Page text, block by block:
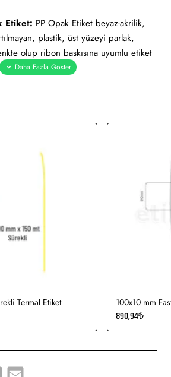
Etiket: PP Opak Etiket beyaz-akrilik,
plastik, üst yüzeyi parlak,
olup ribon baskısına uyumlu etiket
Nonperm (İz Bırakmayan yapışkanlı
dayanıklı yapışkanlı tutkal)
Teknik makine ürün etiketi, demirbaş
etiketi, ürün etiketi. Yüksek ve düşük
edilmeye uygundur. Gıda etiketi vb.
tarafından kullanımı söz konusudur.
Termal Etiket 100x10 mm
890,94₺
WhatsApp
Email